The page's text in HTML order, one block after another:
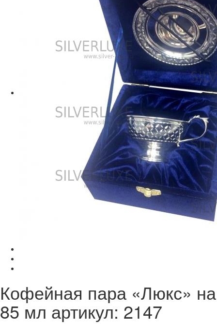
Кофейная пара «Люкс» на
85 мл артикул: 2147